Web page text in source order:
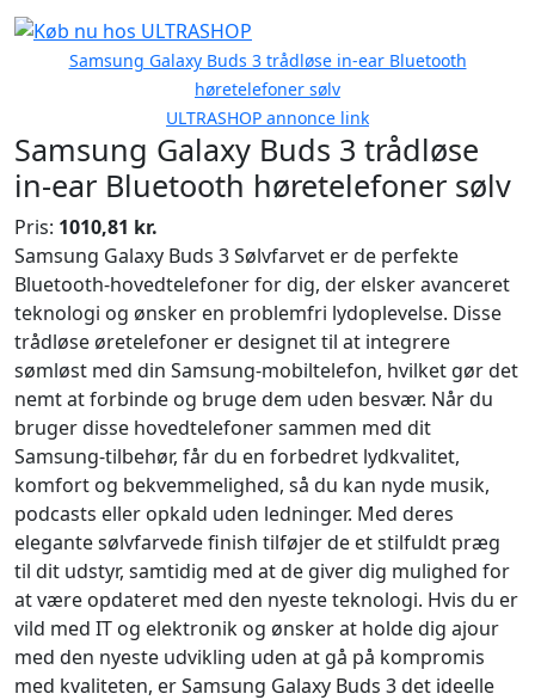
Samsung Galaxy Buds 3 trådløse in-ear Bluetooth
høretelefoner sølv
ULTRASHOP annonce link
Samsung Galaxy Buds 3 trådløse
in-ear Bluetooth høretelefoner sølv
Pris: 1010,81 kr.
Samsung Galaxy Buds 3 Sølvfarvet er de perfekte
Bluetooth-hovedtelefoner for dig, der elsker avanceret
teknologi og ønsker en problemfri lydoplevelse. Disse
trådløse øretelefoner er designet til at integrere
sømløst med din Samsung-mobiltelefon, hvilket gør det
nemt at forbinde og bruge dem uden besvær. Når du
bruger disse hovedtelefoner sammen med dit
Samsung-tilbehør, får du en forbedret lydkvalitet,
komfort og bekvemmelighed, så du kan nyde musik,
podcasts eller opkald uden ledninger. Med deres
elegante sølvfarvede finish tilføjer de et stilfuldt præg
til dit udstyr, samtidig med at de giver dig mulighed for
at være opdateret med den nyeste teknologi. Hvis du er
vild med IT og elektronik og ønsker at holde dig ajour
med den nyeste udvikling uden at gå på kompromis
med kvaliteten, er Samsung Galaxy Buds 3 det ideelle